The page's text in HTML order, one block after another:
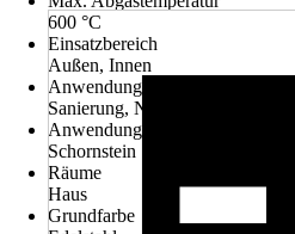
600 °C
Einsatzbereich
Außen, Innen
Anwendung
Sanierung, Neubau
Anwendungsbereich
Schornstein
Räume
Haus
Grundfarbe